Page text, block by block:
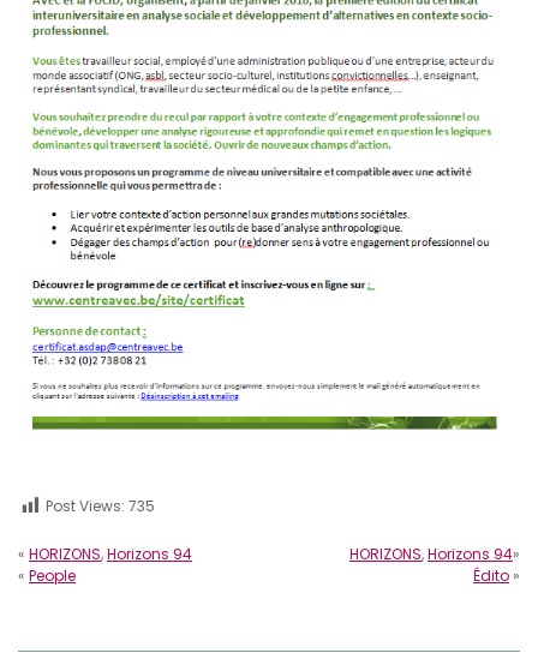
Post Views: 735
« HORIZONS,Horizons 94
« People
HORIZONS,Horizons 94»
Édito »